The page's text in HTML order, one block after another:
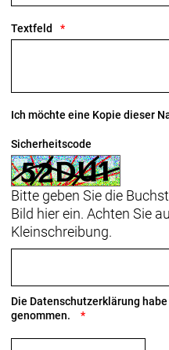
Textfeld
Ich möchte eine Kopie dieser
Sicherheitscode
Bitte geben Sie die
Bild hier ein. Achten Sie
Kleinschreibung.
Die Datenschutzerklärung
genommen.